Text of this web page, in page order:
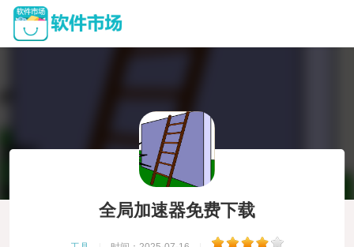
全局加速器免费下载